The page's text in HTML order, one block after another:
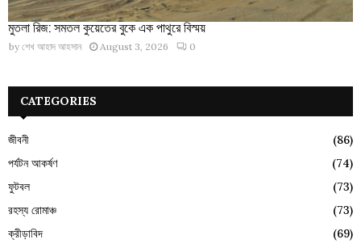
মুতলা রিজ: সমতল কুয়েতের বুকে এক পাথুরে বিস্ময়
by শেখ আহাদ আহসান August 3, 2026 0
CATEGORIES
জীবনী
(86)
পর্যটন আকর্ষণ
(74)
ফুটবল
(73)
রহস্য রোমাঞ্চ
(73)
ক্রীড়াবিদ
(69)